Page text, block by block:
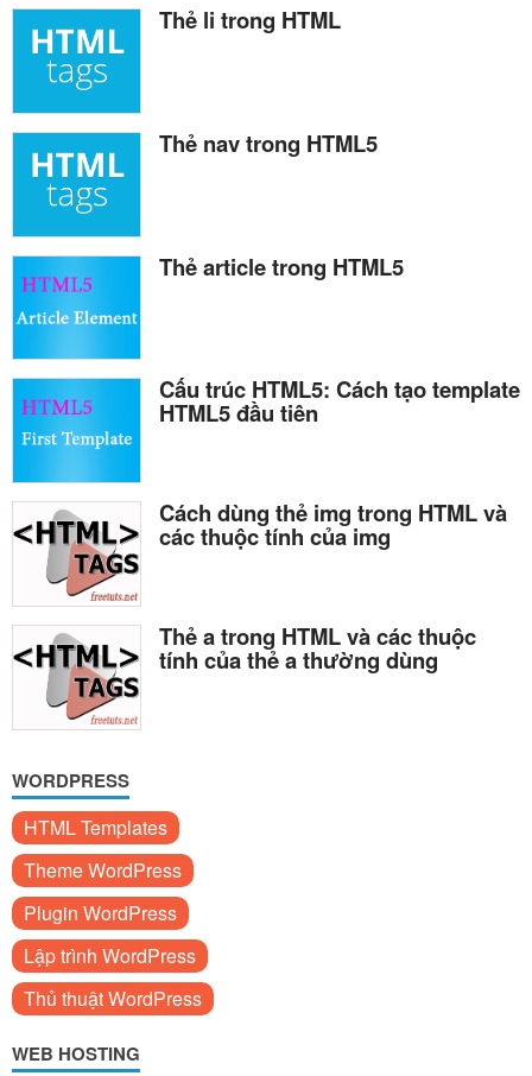
Thẻ li trong HTML
Thẻ nav trong HTML5
Thẻ article trong HTML5
Cấu trúc HTML5: Cách tạo template
HTML5 đầu tiên
Cách dùng thẻ img trong HTML và
các thuộc tính của img
Thẻ a trong HTML và các thuộc
tính của thẻ a thường dùng
WORDPRESS
HTML Templates
Theme WordPress
Plugin WordPress
Lập trình WordPress
Thủ thuật WordPress
WEB HOSTING